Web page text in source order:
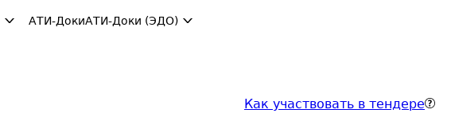
АТИ-ДокиАТИ-Доки (ЭДО)
Как участвовать в тендере